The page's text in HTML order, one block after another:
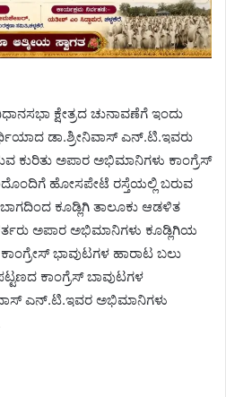
ಕ್ಷೇತ್ರದ ಚುನಾವಣೆಗೆ ಇಂದು
ಡಾ.ಶ್ರೀನಿವಾಸ್ ಎನ್.ಟಿ.ಇವರು
ಕುರಿತು ಅಪಾರ ಅಭಿಮಾನಿಗಳು ಕಾಂಗ್ರೆಸ್
ಹೋಸಪೇಟೆ ರಸ್ತೆಯಲ್ಲಿ ಬರುವ
ಕೂಡ್ಲಿಗಿ ತಾಲೂಕು ಆಡಳಿತ
ಅಪಾರ ಅಭಿಮಾನಿಗಳು ಕೂಡ್ಲಿಗಿಯ
ಭಾವುಟಗಳ ಹಾರಾಟ ಬಲು
ಕಾಂಗ್ರೆಸ್ ಬಾವುಟಗಳ
ಎನ್.ಟಿ.ಇವರ ಅಭಿಮಾನಿಗಳು